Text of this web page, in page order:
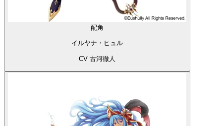
配角
イルヤナ・ヒュル
CV 古河徹人